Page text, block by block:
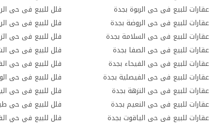
عقارات للبيع فى حى الربوة بجدة
عقارات للبيع فى حى الروضة بجدة
عقارات للبيع فى حى السلامة بجدة
عقارات للبيع فى حى الصفا بجدة
عقارات للبيع فى حى الفيحاء بجدة
عقارات للبيع فى حى الفيصلية بجدة
عقارات للبيع فى حى النزهة بجدة
عقارات للبيع فى حى النعيم بجدة
عقارات للبيع فى حى الياقوت بجدة
فلل للبيع فى حى
فلل للبيع فى حى
فلل للبيع فى حى
فلل للبيع فى حى
فلل للبيع فى حى
فلل للبيع فى حى
فلل للبيع فى حى
فلل للبيع فى حى
فلل للبيع في حي